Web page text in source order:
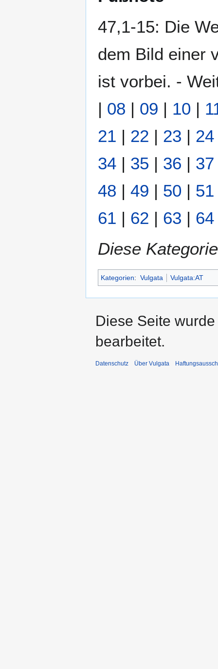
47,1-15: Die
dem Bild einer
ist vorbei. -
| 08 | 09 | 10 |
21 | 22 | 23 | 24
34 | 35 | 36 | 37
48 | 49 | 50 | 51
61 | 62 | 63 | 64
Diese
Kategorien: Vulgata Vulgata:AT
Diese Seite
bearbeitet.
Datenschutz Über Vulgata